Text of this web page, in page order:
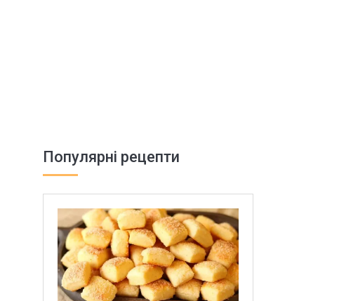
Популярні рецепти